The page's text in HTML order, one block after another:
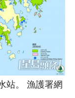
站。 漁護署網